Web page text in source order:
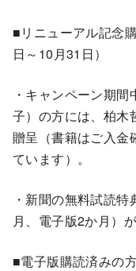
■リニューアル記念
日～10月31日）
・キャンペーン期
子）の方には、柏木
贈呈（書籍はご入金
ています）。
・新聞の無料試読
月、電子版2か月）
■電子版購読済みの